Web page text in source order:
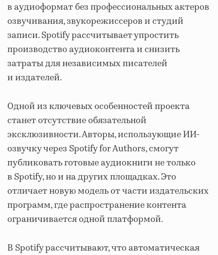
в аудиоформат без профессиональных актеров
озвучивания, звукорежиссеров и студий
записи. Spotify рассчитывает упростить
производство аудиоконтента и снизить
затраты для независимых писателей
и издателей.
Одной из ключевых особенностей проекта
станет отсутствие обязательной
эксклюзивности. Авторы, использующие ИИ-
озвучку через Spotify for Authors, смогут
публиковать готовые аудиокниги не только
в Spotify, но и на других площадках. Это
отличает новую модель от части издательских
программ, где распространение контента
ограничивается одной платформой.
В Spotify рассчитывают, что автоматическая